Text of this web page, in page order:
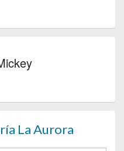
La Aurora